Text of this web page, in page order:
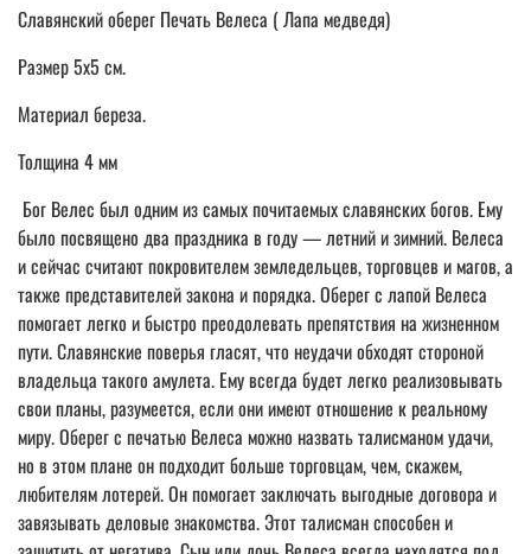
Славянский оберег Печать Велеса ( Лапа медведя)
Размер 5х5 см.
Материал береза.
Толщина 4 мм
Бог Велес был одним из самых почитаемых славянских богов. Ему
было посвящено два праздника в году — летний и зимний. Велеса
и сейчас считают покровителем земледельцев, торговцев и магов, а
также представителей закона и порядка. Оберег с лапой Велеса
помогает легко и быстро преодолевать препятствия на жизненном
пути. Славянские поверья гласят, что неудачи обходят стороной
владельца такого амулета. Ему всегда будет легко реализовывать
свои планы, разумеется, если они имеют отношение к реальному
миру. Оберег с печатью Велеса можно назвать талисманом удачи,
но в этом плане он подходит больше торговцам, чем, скажем,
любителям лотерей. Он помогает заключать выгодные договора и
завязывать деловые знакомства. Этот талисман способен и